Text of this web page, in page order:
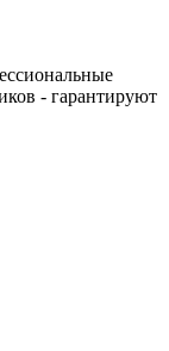
- гарантируют